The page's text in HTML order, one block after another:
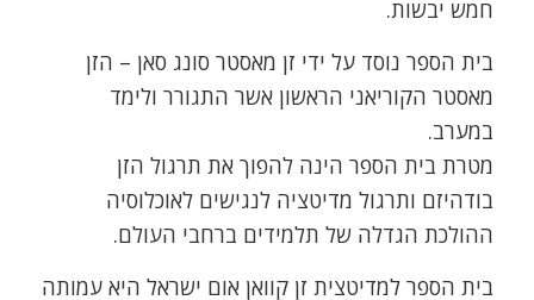
חמש יבשות.
בית הספר נוסד על ידי זן מאסטר סונג סאן – הזן
מאסטר הקוריאני הראשון אשר התגורר ולימד
במערב.
מטרת בית הספר הינה להפוך את תרגול הזן
בודהיזם ותרגול מדיטציה לנגישים לאוכלוסיה
ההולכת הגדלה של תלמידים ברחבי העולם.
בית הספר למדיטצית זן קוואן אום ישראל היא עמותה